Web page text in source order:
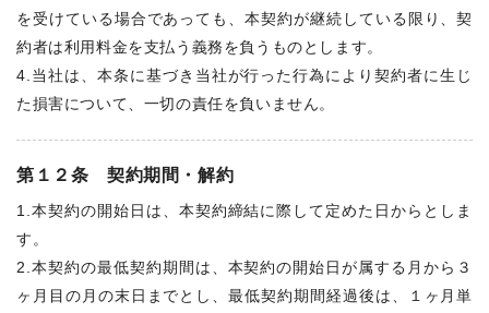
を受けている場合であっても、本契約が継続している限り、契
約者は利用料金を支払う義務を負うものとします。
4.当社は、本条に基づき当社が行った行為により契約者に生じ
た損害について、一切の責任を負いません。
第１２条 契約期間・解約
1.本契約の開始日は、本契約締結に際して定めた日からとしま
す。
2.本契約の最低契約期間は、本契約の開始日が属する月から３
ヶ月目の月の末日までとし、最低契約期間経過後は、１ヶ月単